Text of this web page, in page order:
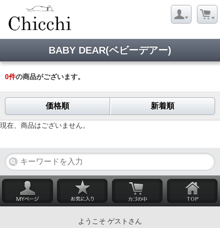
BABY DEAR(ベビーデアー)
0件の商品がございます。
価格順 新着順
現在、商品はございません。
ようこそ ゲストさん